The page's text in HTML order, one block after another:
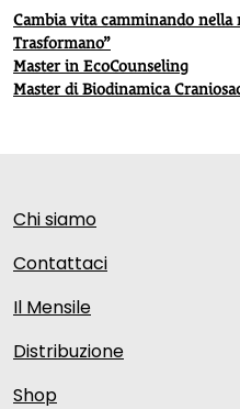
Cambia vita camminando nella
Trasformano”
Master in EcoCounseling
Master di Biodinamica
Chi siamo
Contattaci
Il Mensile
Distribuzione
Shop